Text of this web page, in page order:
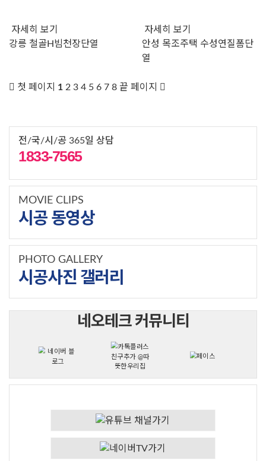
자세히 보기
강릉 철골H빔천장단열
자세히 보기
안성 목조주택 수성연질폼단
열
첫 페이지 1 2 3 4 5 6 7 8 끝 페이지
전/국/시/공 365일 상담
1833-7565
MOVIE CLIPS
시공 동영상
PHOTO GALLERY
시공사진 갤러리
네오테크 커뮤니티